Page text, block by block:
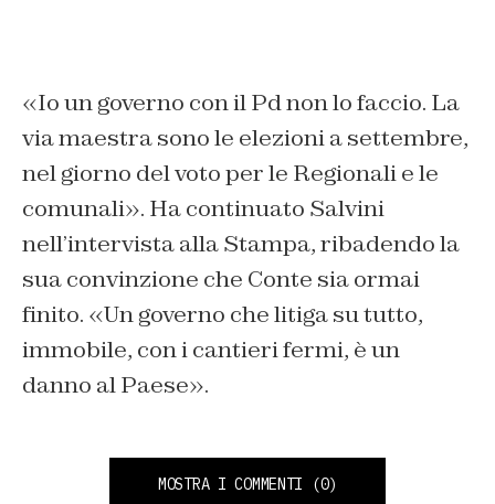
«Io un governo con il Pd non lo faccio. La
via maestra sono le elezioni a settembre,
nel giorno del voto per le Regionali e le
comunali». Ha continuato Salvini
nell’intervista alla Stampa, ribadendo la
sua convinzione che Conte sia ormai
finito. «Un governo che litiga su tutto,
immobile, con i cantieri fermi, è un
danno al Paese».
MOSTRA I COMMENTI (0)